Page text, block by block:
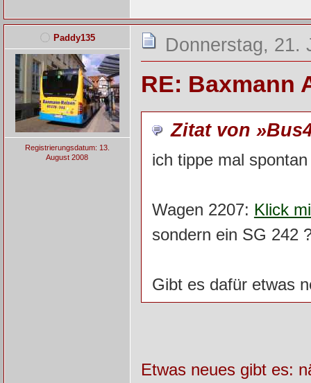
Paddy135
Registrierungsdatum: 13.
August 2008
Donnerstag, 21.
RE: Baxmann
Zitat von
ich tippe mal
Wagen 2207: Klick
sondern ein SG 242
Gibt es dafür etwas
Etwas neues gibt es: